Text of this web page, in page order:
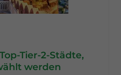
Tier-2-Städte,
werden